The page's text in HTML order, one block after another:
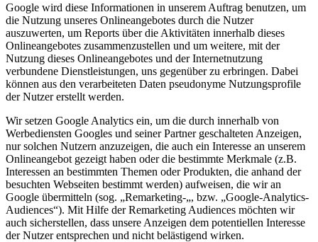
Google wird diese Informationen in unserem Auftrag benutzen, um
die Nutzung unseres Onlineangebotes durch die Nutzer
auszuwerten, um Reports über die Aktivitäten innerhalb dieses
Onlineangebotes zusammenzustellen und um weitere, mit der
Nutzung dieses Onlineangebotes und der Internetnutzung
verbundene Dienstleistungen, uns gegenüber zu erbringen. Dabei
können aus den verarbeiteten Daten pseudonyme Nutzungsprofile
der Nutzer erstellt werden.
Wir setzen Google Analytics ein, um die durch innerhalb von
Werbediensten Googles und seiner Partner geschalteten Anzeigen,
nur solchen Nutzern anzuzeigen, die auch ein Interesse an unserem
Onlineangebot gezeigt haben oder die bestimmte Merkmale (z.B.
Interessen an bestimmten Themen oder Produkten, die anhand der
besuchten Webseiten bestimmt werden) aufweisen, die wir an
Google übermitteln (sog. „Remarketing-„, bzw. „Google-Analytics-
Audiences“). Mit Hilfe der Remarketing Audiences möchten wir
auch sicherstellen, dass unsere Anzeigen dem potentiellen Interesse
der Nutzer entsprechen und nicht belästigend wirken.